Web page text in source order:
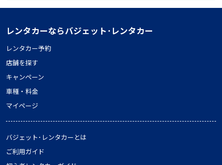
レンタカーならバジェット･レンタカー
レンタカー予約
店舗を探す
キャンペーン
車種・料金
マイページ
バジェット･レンタカーとは
ご利用ガイド